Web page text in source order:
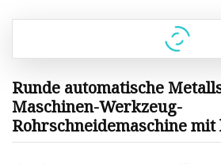
Runde automatische
Maschinen-Werkzeug-
Rohrschneidemaschine